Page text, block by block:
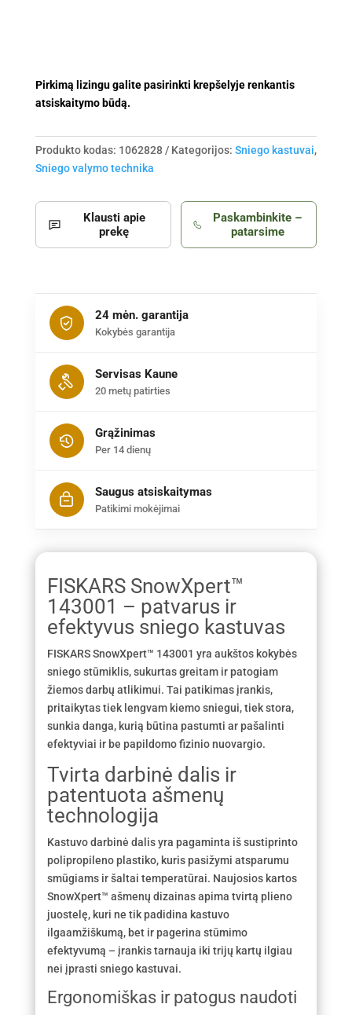
Pirkimą lizingu galite pasirinkti krepšelyje renkantis
atsiskaitymo būdą.
Produkto kodas: 1062828 Kategorijos: Sniego kastuvai,
Sniego valymo technika
Klausti apie
prekę
Paskambinkite –
patarsime
24 mėn. garantija
Kokybės garantija
Servisas Kaune
20 metų patirties
Grąžinimas
Per 14 dienų
Saugus atsiskaitymas
Patikimi mokėjimai
FISKARS SnowXpert™
143001 – patvarus ir
efektyvus sniego kastuvas
FISKARS SnowXpert™ 143001 yra aukštos kokybės
sniego stūmiklis, sukurtas greitam ir patogiam
žiemos darbų atlikimui. Tai patikimas įrankis,
pritaikytas tiek lengvam kiemo sniegui, tiek stora,
sunkia danga, kurią būtina pastumti ar pašalinti
efektyviai ir be papildomo fizinio nuovargio.
Tvirta darbinė dalis ir
patentuota ašmenų
technologija
Kastuvo darbinė dalis yra pagaminta iš sustiprinto
polipropileno plastiko, kuris pasižymi atsparumu
smūgiams ir šaltai temperatūrai. Naujosios kartos
SnowXpert™ ašmenų dizainas apima tvirtą plieno
juostelę, kuri ne tik padidina kastuvo
ilgaamžiškumą, bet ir pagerina stūmimo
efektyvumą – įrankis tarnauja iki trijų kartų ilgiau
nei įprasti sniego kastuvai.
Ergonomiškas ir patogus naudoti